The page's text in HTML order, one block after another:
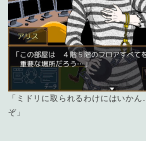
「ミドリに取られるわけにはいか
ぞ」